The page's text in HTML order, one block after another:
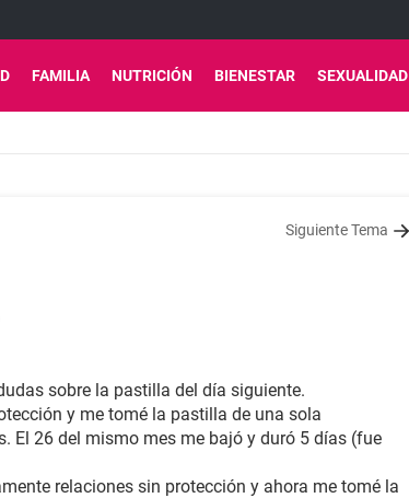
FAMILIA NUTRICIÓN BIENESTAR SEXUALIDAD
Siguiente Tema
sobre la pastilla del día siguiente.
y me tomé la pastilla de una sola
El 26 del mismo mes me bajó y duró 5 días (fue
relaciones sin protección y ahora me tomé la